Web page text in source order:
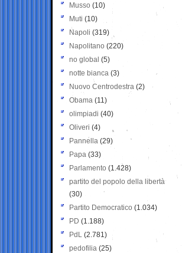
Musso (10)
Muti (10)
Napoli (319)
Napolitano (220)
no global (5)
notte bianca (3)
Nuovo Centrodestra (2)
Obama (11)
olimpiadi (40)
Oliveri (4)
Pannella (29)
Papa (33)
Parlamento (1.428)
partito del popolo della libertà
(30)
Partito Democratico (1.034)
PD (1.188)
PdL (2.781)
pedofilia (25)